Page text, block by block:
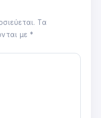
Τα
με *